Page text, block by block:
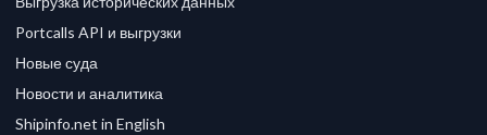
Portcalls API и выгрузки
Новые суда
Новости и аналитика
Shipinfo.net in English